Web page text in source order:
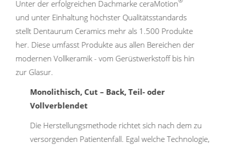
Unter der erfolgreichen Dachmarke ceraMotion
und unter Einhaltung höchster Qualitätsstandards
stellt Dentaurum Ceramics mehr als 1.500 Produkte
her. Diese umfasst Produkte aus allen Bereichen der
modernen Vollkeramik - vom Gerüstwerkstoff bis hin
zur Glasur.
Monolithisch, Cut – Back, Teil- oder
Vollverblendet
Die Herstellungsmethode richtet sich nach dem zu
versorgenden Patientenfall. Egal welche Technologie,